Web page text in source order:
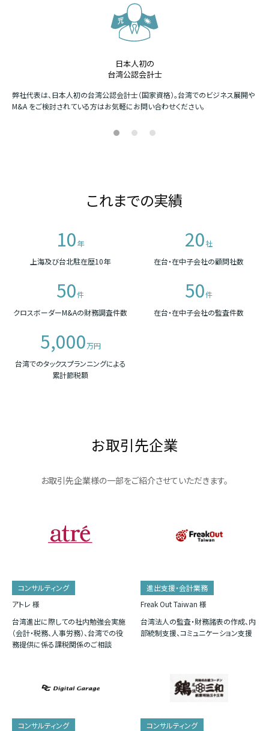
日本人初の
台湾公認会計士
弊社代表は、日本人初の台湾公認会計士（国家資格）。台湾でのビジネス展開や
M&A をご検討されている方はお気軽にお問い合わせください。
これまでの実績
10年
上海及び台北駐在歴10年
20社
在台・在中子会社の顧問社数
50件
クロスボーダーM&Aの財務調査件数
50件
在台・在中子会社の監査件数
5,000万円
台湾でのタックスプランニングによる
累計節税額
お取引先企業
お取引先企業様の一部をご紹介させていただきます。
コンサルティング
アトレ 様
台湾進出に際しての社内勉強会実施
（会計・税務、人事労務）、台湾での役
務提供に係る課税関係のご相談
進出支援・会計業務
Freak Out Taiwan 様
台湾法人の監査・財務諸表の作成、内
部統制支援、コミュニケーション支援
コンサルティング
コンサルティング